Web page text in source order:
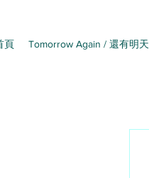
頁 Tomorrow Again / 還有明天